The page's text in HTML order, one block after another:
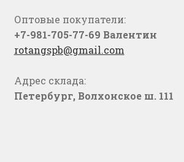
Оптовые покупатели:
+7-981-705-77-69 Валентин
rotangspb@gmail.com
Адрес склада:
Петербург, Волхонское ш. 111